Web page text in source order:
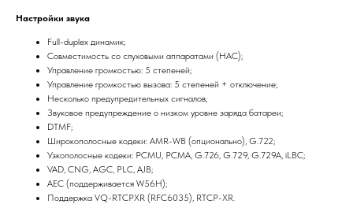
Настройки звука
Full-duplex динамик;
Совместимость со слуховыми аппаратами (HAC);
Управление громкостью: 5 степеней;
Управление громкостью вызова: 5 степеней + отключение;
Несколько предупредительных сигналов;
Звуковое предупреждение о низком уровне заряда батареи;
DTMF;
Широкополосные кодеки: AMR-WB (опционально), G.722;
Узкополосные кодеки: PCMU, PCMA, G.726, G.729, G.729A, iLBC;
VAD, CNG, AGC, PLC, AJB;
AEC (поддерживается W56H);
Поддержка VQ-RTCPXR (RFC6035), RTCP-XR.